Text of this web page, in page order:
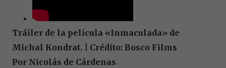
Tráiler de la película «Inmaculada» de
Michal Kondrat. | Crédito: Bosco Films
Por Nicolás de Cárdenas